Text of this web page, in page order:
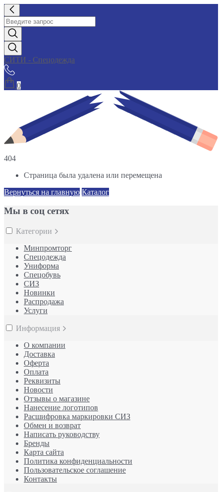
СИТИ - Спецодежда
0
404
Страница была удалена или перемещена
Вернуться на главную Каталог
Мы в соц сетях
Категории
Минпромторг
Спецодежда
Униформа
Спецобувь
СИЗ
Новинки
Распродажа
Услуги
Информация
О компании
Доставка
Оферта
Оплата
Реквизиты
Новости
Отзывы о магазине
Нанесение логотипов
Расшифровка маркировки СИЗ
Обмен и возврат
Написать руководству
Бренды
Карта сайта
Политика конфиденциальности
Пользовательское соглашение
Контакты